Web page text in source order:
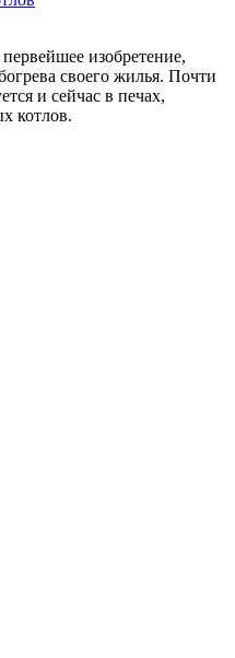
изобретение,
своего жилья. Почти
и сейчас в печах,
котлов.